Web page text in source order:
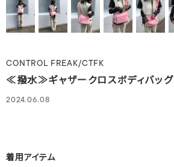
CONTROL FREAK/CTFK
≪撥水≫ギャザークロスボディバッグ
2024.06.08
着用アイテム